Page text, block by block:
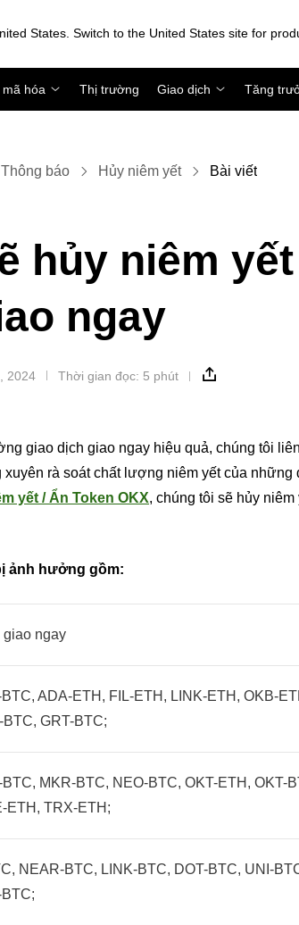
States. Switch to the United States site for
hóa
Thị trường Giao dịch Tăng
Thông báo Hủy niêm yết Bài viết
hủy niêm
ngay
2024 Thời gian đọc: 5 phút
giao dịch giao ngay hiệu quả, chúng tôi
rà soát chất lượng niêm yết của
yết / Ẩn Token OKX, chúng tôi sẽ hủy
ảnh hưởng gồm:
giao ngay
ADA-ETH, FIL-ETH, LINK-ETH, OKB-
GRT-BTC;
MKR-BTC, NEO-BTC, OKT-ETH, OKT-
ETH, TRX-ETH;
NEAR-BTC, LINK-BTC, DOT-BTC, UNI-